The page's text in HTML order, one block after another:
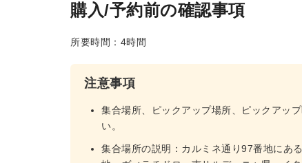
購入/予約前の確認事項
所要時間：4時間
注意事項
集合場所、ピックアップ場所、ピックアッ
い。
集合場所の説明：カルミネ通り97番地にあ